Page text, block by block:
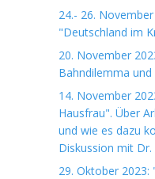
24.- 26.
"Deutschland im
20. November
Bahndilemma
14. November
Hausfrau". Über
und wie es dazu
Diskussion mit Dr.
29. Oktober